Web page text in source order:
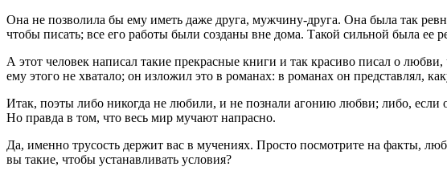
Она не позволила бы ему иметь даже друга, мужчину-друга. Она была так
чтобы писать; все его работы были созданы вне дома. Такой сильной была ее
А этот человек написал такие прекрасные книги и так красиво писал о
ему этого не хватало; он изложил это в романах: в романах он представлял,
Итак, поэты либо никогда не любили, и не познали агонию любви; либо, если
Но правда в том, что весь мир мучают напрасно.
Да, именно трусость держит вас в мучениях. Просто посмотрите на факты,
вы такие, чтобы устанавливать условия?